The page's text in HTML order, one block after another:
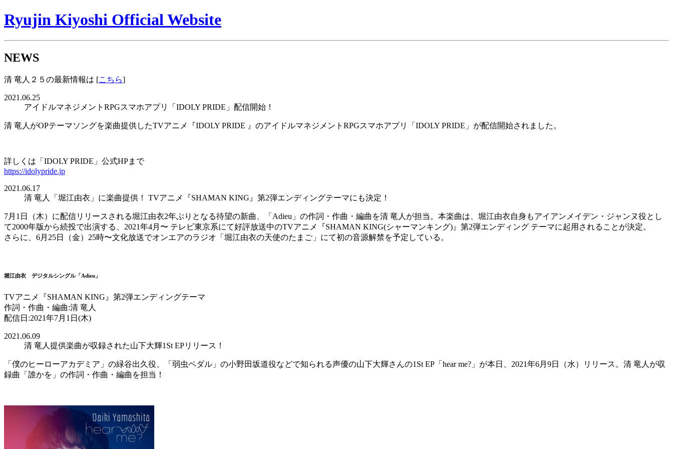
Ryujin Kiyoshi Official Website
NEWS
清 竜人２５の最新情報は [こちら]
2021.06.25
アイドルマネジメントRPGスマホアプリ「IDOLY PRIDE」配信開始！
清 竜人がOPテーマソングを楽曲提供したTVアニメ『IDOLY PRIDE 』のアイドルマネジメントRPGスマホアプリ「IDOLY PRIDE」が配信開始されました。
詳しくは「IDOLY PRIDE」公式HPまで
https://idolypride.jp
2021.06.17
清 竜人「堀江由衣」に楽曲提供！ TVアニメ『SHAMAN KING』第2弾エンディングテーマにも決定！
7月1日（木）に配信リリースされる堀江由衣2年ぶりとなる待望の新曲、「Adieu」の作詞・作曲・編曲を清 竜人が担当。本楽曲は、堀江由衣自身もアイアンメイデン・ジャンヌ役とし
て2000年版から続投で出演する、2021年4月〜 テレビ東京系にて好評放送中のTVアニメ『SHAMAN KING(シャーマンキング)』第2弾エンディング テーマに起用されることが決定。
さらに、6月25日（金）25時〜文化放送でオンエアのラジオ「堀江由衣の天使のたまご」にて初の音源解禁を予定している。
堀江由衣 デジタルシングル「Adieu」
TVアニメ『SHAMAN KING』第2弾エンディングテーマ
作詞・作曲・編曲:清 竜人
配信日:2021年7月1日(木)
2021.06.09
清 竜人提供楽曲が収録された山下大輝1St EPリリース！
「僕のヒーローアカデミア」の緑谷出久役、「弱虫ペダル」の小野田坂道役などで知られる声優の山下大輝さんの1St EP「hear me?」が本日、2021年6月9日（水）リリース。清 竜人が収
録曲「誰かを」の作詞・作曲・編曲を担当！